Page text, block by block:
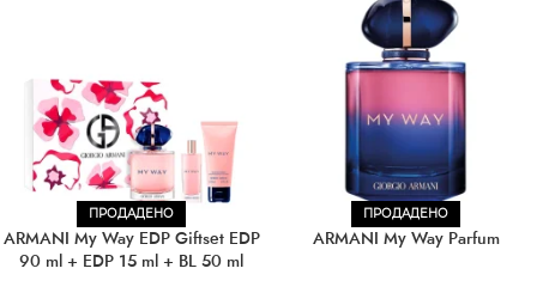
ПРОДАДЕНО
ARMANI My Way EDP Giftset EDP
90 ml + EDP 15 ml + BL 50 ml
ПРОДАДЕНО
ARMANI My Way Parfum